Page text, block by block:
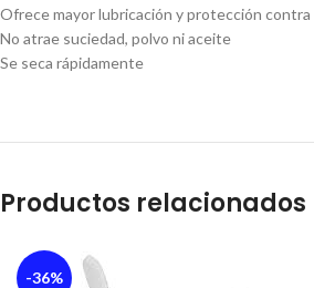
Ofrece mayor lubricación y protección
No atrae suciedad, polvo ni aceite
Se seca rápidamente
Productos relacionados
-36%